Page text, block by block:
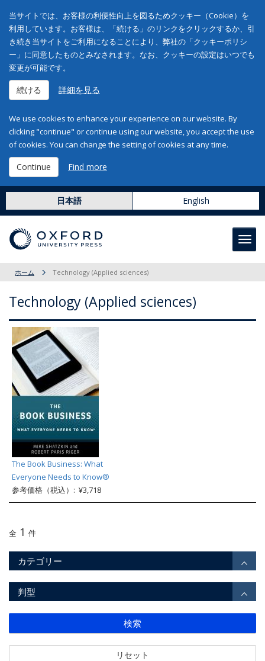
当サイトでは、お客様の利便性向上を図るためクッキー（Cookie）を
利用しています。お客様は、「続ける」のリンクをクリックするか、引
き続き当サイトをご利用になることにより、弊社の「クッキーポリシ
ー」に同意したものとみなされます。なお、クッキーの設定はいつでも
変更が可能です。
続ける 詳細を見る
We use cookies to enhance your experience on our website. By
clicking "continue" or continue using our website, you accept the use
of cookies. You can change the setting of cookies at any time.
Continue Find more
日本語 English
ホーム Technology (Applied sciences)
Technology (Applied sciences)
The Book Business: What
Everyone Needs to Know®
参考価格（税込）: ¥3,718
全 1 件
カテゴリー
判型
検索
リセット